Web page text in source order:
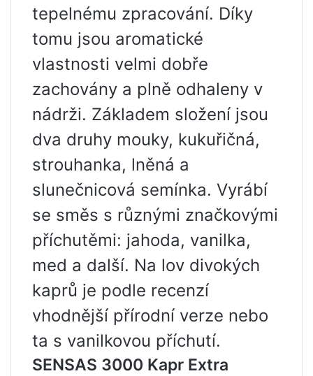
tepelnému zpracování. Díky
tomu jsou aromatické
vlastnosti velmi dobře
zachovány a plně odhaleny v
nádrži. Základem složení jsou
dva druhy mouky, kukuřičná,
strouhanka, lněná a
slunečnicová semínka. Vyrábí
se směs s různými značkovými
příchutěmi: jahoda, vanilka,
med a další. Na lov divokých
kaprů je podle recenzí
vhodnější přírodní verze nebo
ta s vanilkovou příchutí.
SENSAS 3000 Kapr Extra